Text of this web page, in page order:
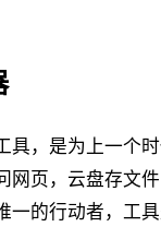
具，是为上一个
网页，云盘存文
一的行动者，工